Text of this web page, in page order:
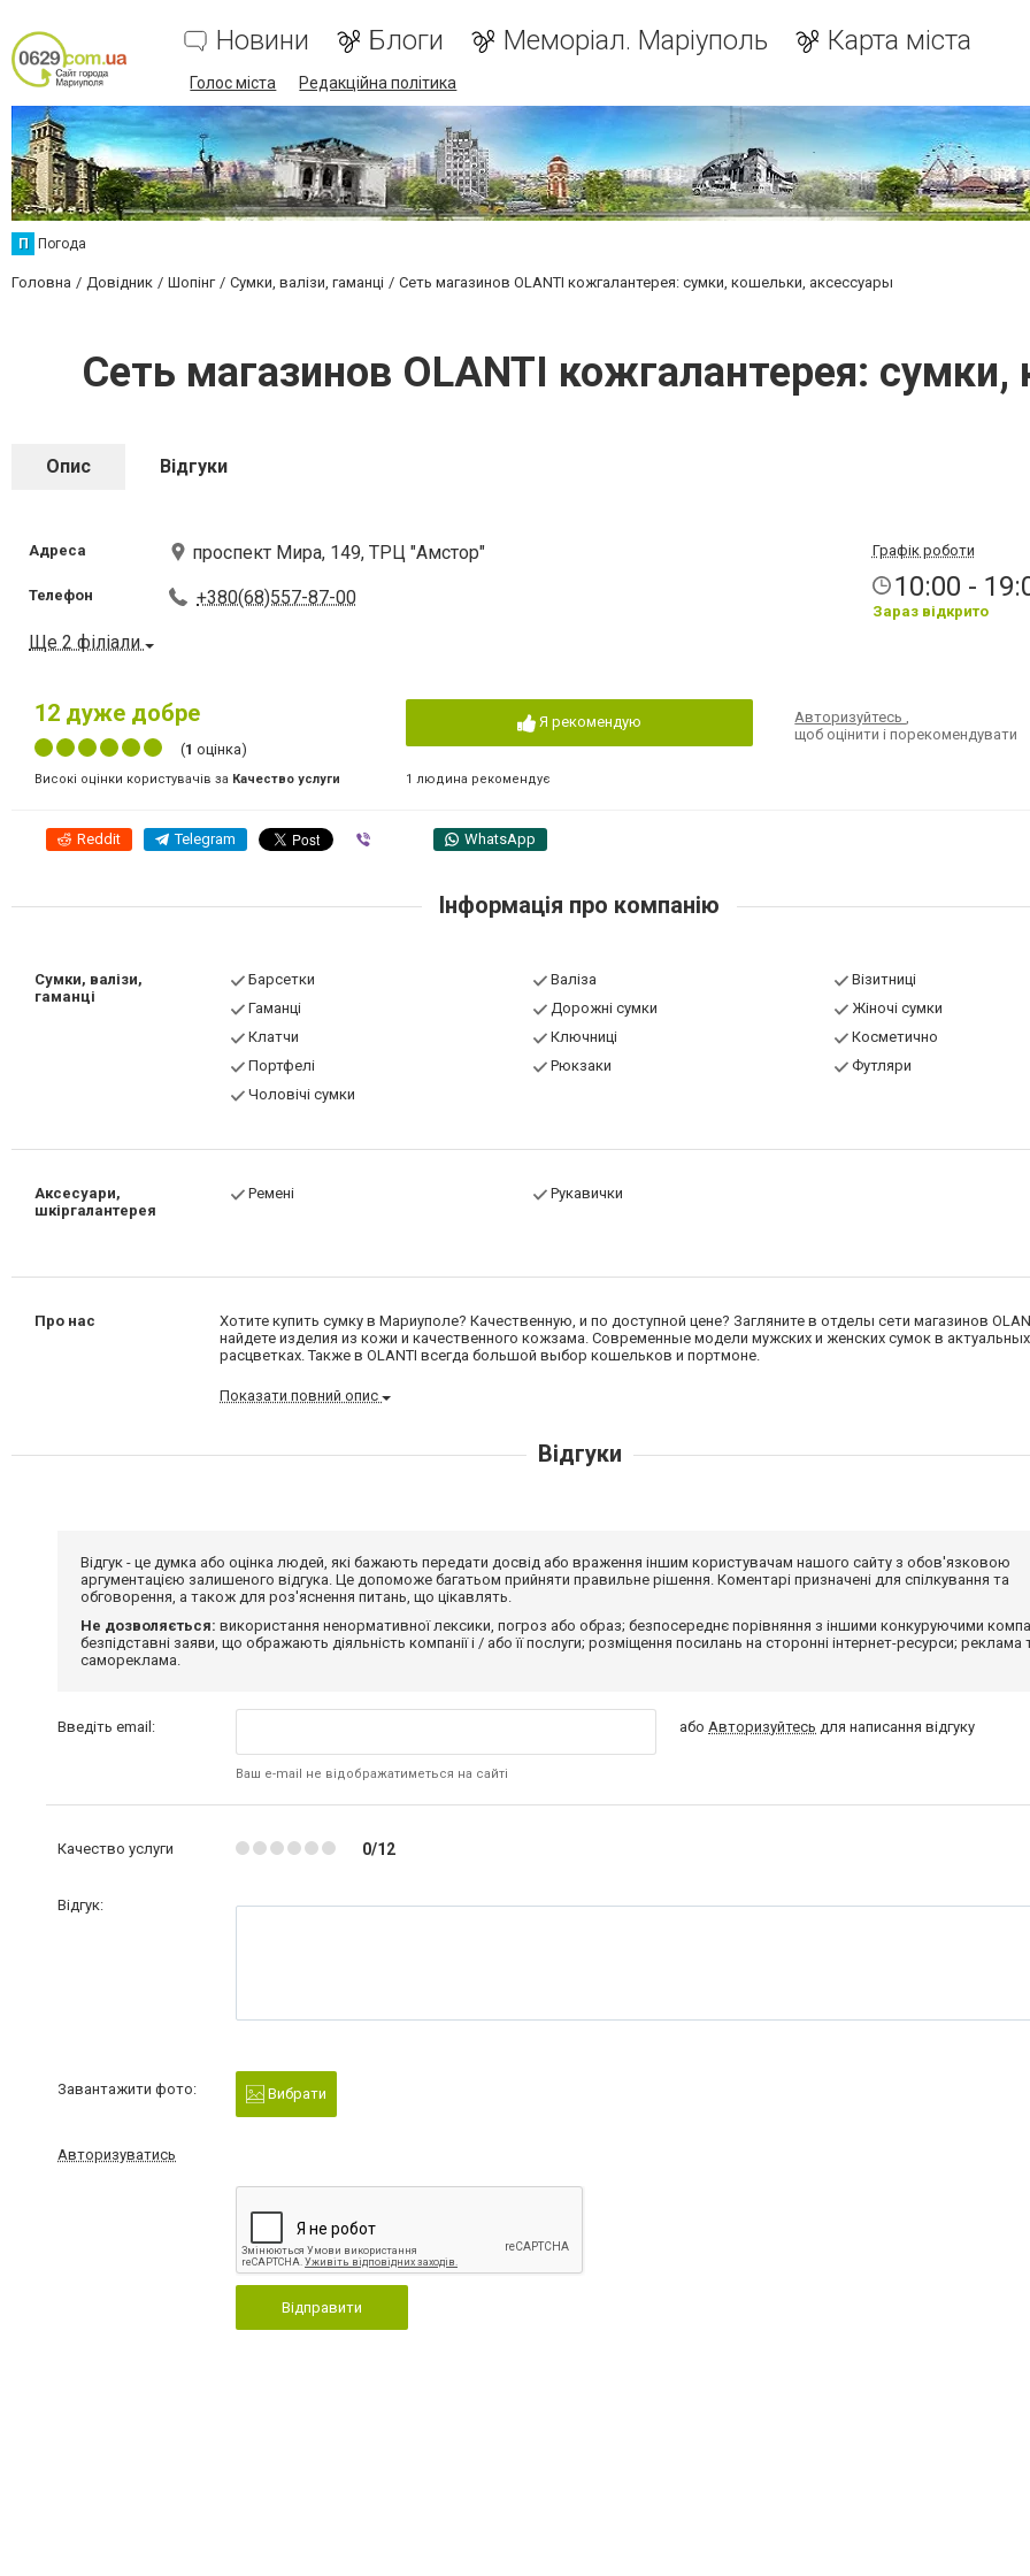
Новини Блоги Меморіал. Маріуполь Карта міста
Голос міста Редакційна політика
П Погода
Головна Довідник Шопінг Сумки, валізи, гаманці Сеть магазинов OLANTI кожгалантерея: сумки, кошельки, аксессуары
Сеть магазинов OLANTI кожгалантерея:
Опис Відгуки
Адреса проспект Мира, 149, ТРЦ "Амстор"
Телефон +380(68)557-87-00
Графік роботи
10:00 -
Зараз відкрито
Ще 2 філіали
12 дуже добре
(1 оцінка)
Високі оцінки користувачів за Качество услуги
Я рекомендую
1 людина рекомендує
Авторизуйтесь,
щоб оцінити і порекомендувати
Reddit Telegram WhatsApp
Інформація про компанію
Сумки, валізи,
гаманці
Барсетки Валіза
Візитниці
Гаманці
Дорожні сумки
Жіночі сумки
Клатчи
Ключниці
Косметично
Портфелі
Рюкзаки
Футляри
Чоловічі сумки
Аксесуари,
шкіргалантерея
Ремені Рукавички
Про нас
Хотите купить сумку в Мариуполе? Качественную, и по доступной цене? Загляните в отделы сети магазинов
найдете изделия из кожи и качественного кожзама. Современные модели мужских и женских сумок в актуальных
расцветках. Также в OLANTI всегда большой выбор кошельков и портмоне.
Показати повний опис
Відгуки
Відгук - це думка або оцінка людей, які бажають передати досвід або враження іншим користувачам нашого сайту з обов'язковою
аргументацією залишеного відгука. Це допоможе багатьом прийняти правильне рішення. Коментарі призначені для спілкування та
обговорення, а також для роз'яснення питань, що цікавлять.
Не дозволяється: використання ненормативної лексики, погроз або образ; безпосереднє порівняння з іншими конкуруючими
безпідставні заяви, що ображають діяльність компанії і / або її послуги; розміщення посилань на сторонні інтернет-ресурси; реклама
самореклама.
Введіть email:
Ваш e-mail не відображатиметься на сайті
або Авторизуйтесь для написання відгуку
Качество услуги 0/12
Відгук:
Завантажити фото: Вибрати
Авторизуватись
Відправити